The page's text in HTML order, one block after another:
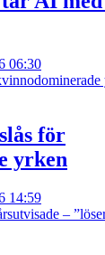
06:30
för
yrken
14:59